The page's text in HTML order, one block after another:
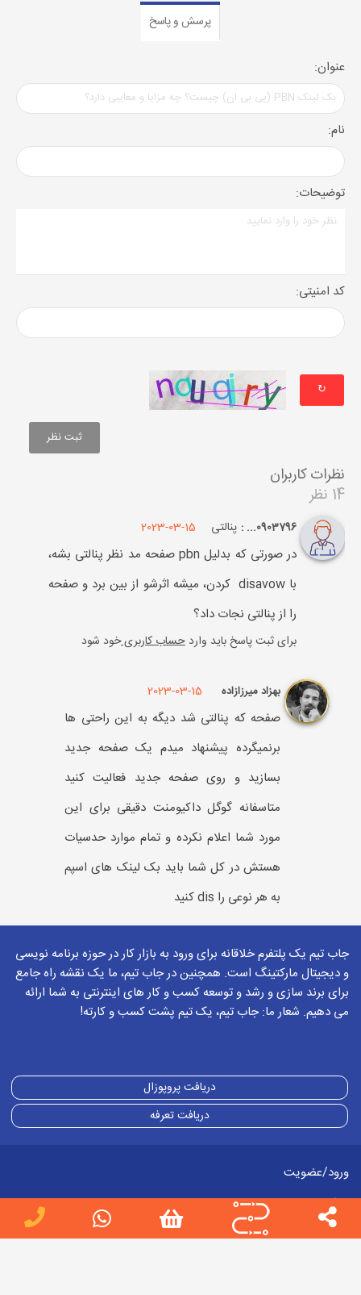
پرسش و پاسخ
عنوان:
نام:
توضیحات:
کد امنیتی:
↻
نظرات کاربران
14 نظر
0903796... : پنالتی 2023-03-15
در صورتی که بدلیل pbn صفحه مد نظر پنالتی بشه،
با disavow کردن، میشه اثرشو از بین برد و صفحه
را از پنالتی نجات داد؟
برای ثبت پاسخ باید وارد حساب کاربریخود شود
بهزاد میرزازاده 2023-03-15
صفحه که پنالتی شد دیگه به این راحتی ها
برنمیگرده پیشنهاد میدم یک صفحه جدید
بسازید و روی صفحه جدید فعالیت کنید
متاسفانه گوگل داکیومنت دقیقی برای این
مورد شما اعلام نکرده و تمام موارد حدسیات
هستش در کل شما باید بک لینک های اسپم
به هر نوعی را dis کنید
برای ثبت پاسخ باید واردحساب کاربریخود شود
0919528... : قیمت pbn سایت وکالت 2022-11-08
برای سایت وکالت pbn انجام میدین؟ هزینه هاتون
بهزاد میرزازاده 2022-11-08
محدودیتی برای هیچ نوع سایتی وجود نداره
مورد نظر رو سفارش بدید
برای ثبت پاسخ باید واردحساب کاربریخود شود
جاب تیم یک پلتفرم خلاقانه برای ورود به بازار کار در حوزه برنامه نویسی
و دیجیتال مارکتینگ است. همچنین در جاب تیم، ما یک نقشه راه جامع
برای برند سازی و رشد و توسعه کسب و کار های اینترنتی به شما ارائه
می دهیم. شعار ما: جاب تیم، یک تیم پشت کسب و کارته!
دریافت پروپوزال
دریافت تعرفه
ورود/عضویت
طراحی سایت
طراحی سایت اختصاصی